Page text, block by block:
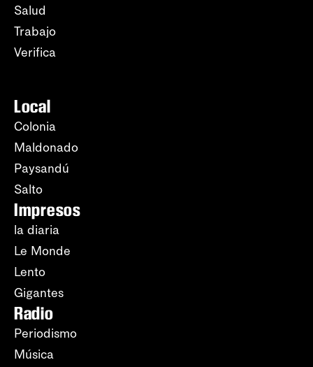
Salud
Trabajo
Verifica
Local
Colonia
Maldonado
Paysandú
Salto
Impresos
la diaria
Le Monde
Lento
Gigantes
Radio
Periodismo
Música